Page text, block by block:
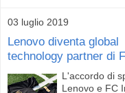
03 luglio 2019
Lenovo diventa global
technology partner di
L'accordo di
Lenovo e FC